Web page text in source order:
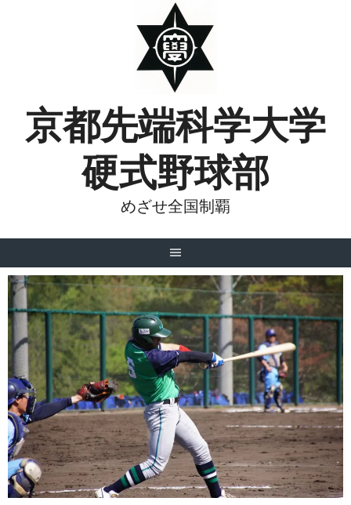
京都先端科学大学
硬式野球部
めざせ全国制覇